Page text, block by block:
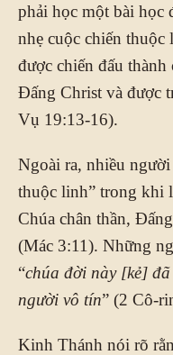
phải học một bài học
nhẹ cuộc chiến thuộc
được chiến đấu
Đấng Christ và được
Vụ 19:13-16).
Ngoài ra, nhiều
thuộc linh” trong khi
Chúa chân thần,
(Mác 3:11). Những
“chúa đời này [kẻ]
người vô tín” (2 Cô-
Kinh Thánh nói rõ